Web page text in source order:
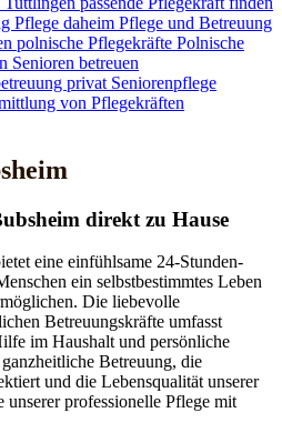
Pflege daheim Pflege und Betreuung
polnische Pflegekräfte Polnische
Senioren betreuen
privat Seniorenpflege
von Pflegekräften
direkt zu Hause
eine einfühlsame 24-Stunden-
ein selbstbestimmtes Leben
Die liebevolle
Betreuungskräfte umfasst
im Haushalt und persönliche
Betreuung, die
und die Lebensqualität unserer
professionelle Pflege mit